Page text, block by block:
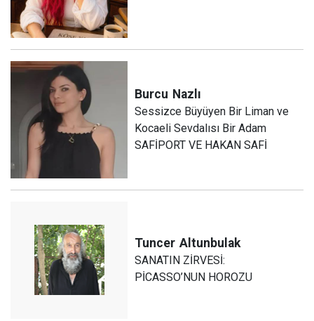
Burcu Nazlı
Sessizce Büyüyen Bir Liman ve
Kocaeli Sevdalısı Bir Adam
SAFİPORT VE HAKAN SAFİ
Tuncer Altunbulak
SANATIN ZİRVESİ:
PİCASSO’NUN HOROZU